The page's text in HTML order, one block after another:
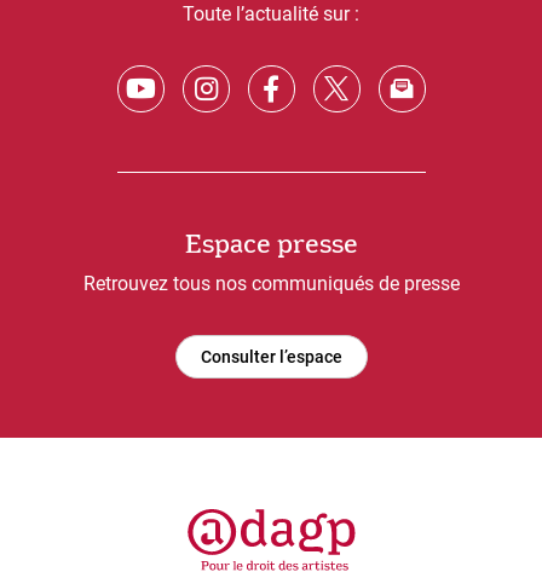
Toute l’actualité sur :
Espace presse
Retrouvez tous nos communiqués de presse
Consulter l’espace